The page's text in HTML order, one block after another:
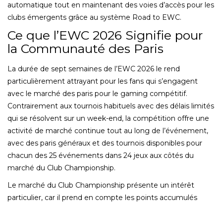
automatique tout en maintenant des voies d’accès pour les
clubs émergents grâce au système Road to EWC.
Ce que l’EWC 2026 Signifie pour
la Communauté des Paris
La durée de sept semaines de l’EWC 2026 le rend
particulièrement attrayant pour les fans qui s’engagent
avec le marché des paris pour le gaming compétitif.
Contrairement aux tournois habituels avec des délais limités
qui se résolvent sur un week-end, la compétition offre une
activité de marché continue tout au long de l’événement,
avec des paris généraux et des tournois disponibles pour
chacun des 25 événements dans 24 jeux aux côtés du
marché du Club Championship.
Le marché du Club Championship présente un intérêt
particulier, car il prend en compte les points accumulés